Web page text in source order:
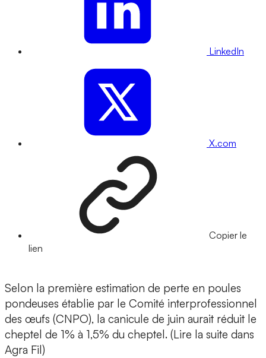
LinkedIn
X.com
Copier le
lien
Selon la première estimation de perte en poules
pondeuses établie par le Comité interprofessionnel
des œufs (CNPO), la canicule de juin aurait réduit le
cheptel de 1% à 1,5% du cheptel. (Lire la suite dans
Agra Fil)